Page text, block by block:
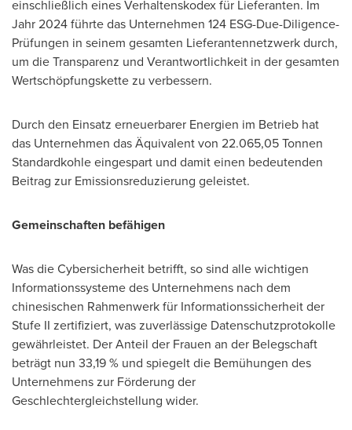
einschließlich eines Verhaltenskodex für Lieferanten. Im
Jahr2024 führte das Unternehmen 124 ESG-Due-Diligence-
Prüfungen in seinem gesamten Lieferantennetzwerk durch,
um die Transparenz und Verantwortlichkeit in der gesamten
Wertschöpfungskette zu verbessern.
Durch den Einsatz erneuerbarer Energien im Betrieb hat
das Unternehmen das Äquivalent von 22.065,05 Tonnen
Standardkohle eingespart und damit einen bedeutenden
Beitrag zur Emissionsreduzierung geleistet.
Gemeinschaften befähigen
Was die Cybersicherheit betrifft, so sind alle wichtigen
Informationssysteme des Unternehmens nach dem
chinesischen Rahmenwerk für Informationssicherheit der
Stufe II zertifiziert, was zuverlässige Datenschutzprotokolle
gewährleistet. Der Anteil der Frauen an der Belegschaft
beträgt nun 33,19 % und spiegelt die Bemühungen des
Unternehmens zur Förderung der
Geschlechtergleichstellung wider.